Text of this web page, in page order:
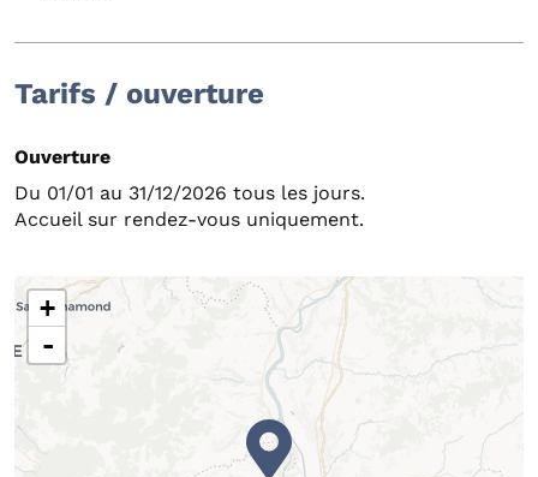
Tarifs / ouverture
Ouverture
Du 01/01 au 31/12/2026 tous les jours.
Accueil sur rendez-vous uniquement.
+
-